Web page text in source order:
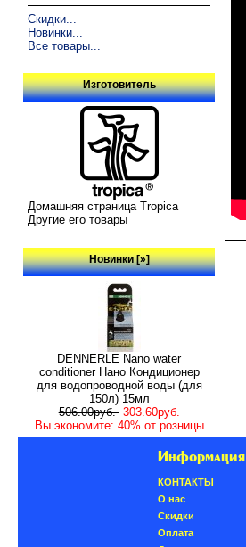
Скидки...
Новинки...
Все товары...
Изготовитель
Домашняя страница Tropica
Другие его товары
Новинки [»]
DENNERLE Nano water
conditioner Нано Кондиционер
для водопроводной воды (для
150л) 15мл
506.00руб. 303.60руб.
Вы экономите: 40% от розницы
Информация
КОНТАКТЫ
О нас
Скидки
Oплатa